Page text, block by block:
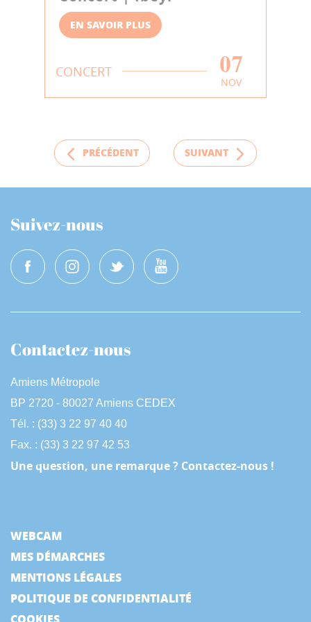
EN SAVOIR PLUS
CONCERT 07
NOV
PRÉCÉDENT SUIVANT
Suivez-nous
Contactez-nous
Amiens Métropole
BP 2720 - 80027 Amiens CEDEX
Tél. : (33) 3 22 97 40 40
Fax. : (33) 3 22 97 42 53
Une question, une remarque ? Contactez-nous !
WEBCAM
MES DÉMARCHES
MENTIONS LÉGALES
POLITIQUE DE CONFIDENTIALITÉ
COOKIES